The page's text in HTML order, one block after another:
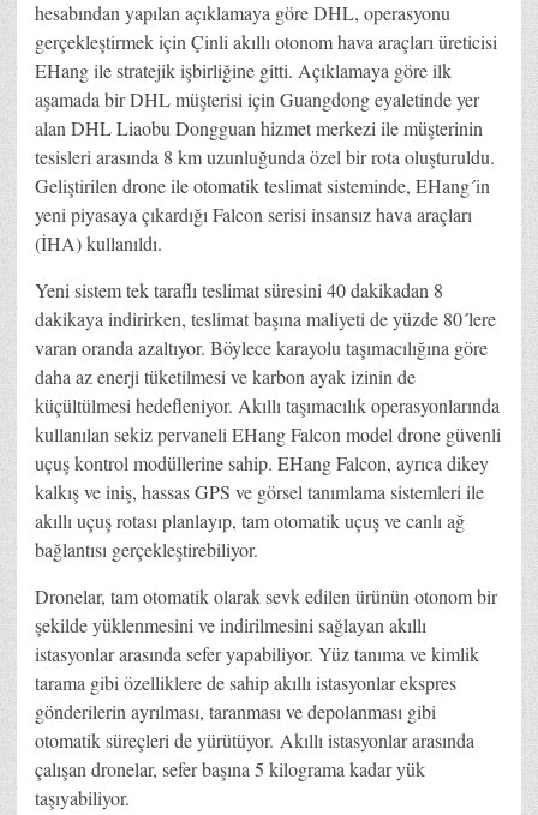
hesabından yapılan açıklamaya göre DHL, operasyonu
gerçekleştirmek için Çinli akıllı otonom hava araçları üreticisi
EHang ile stratejik işbirliğine gitti. Açıklamaya göre ilk
aşamada bir DHL müşterisi için Guangdong eyaletinde yer
alan DHL Liaobu Dongguan hizmet merkezi ile müşterinin
tesisleri arasında 8 km uzunluğunda özel bir rota oluşturuldu.
Geliştirilen drone ile otomatik teslimat sisteminde, EHang´in
yeni piyasaya çıkardığı Falcon serisi insansız hava araçları
(İHA) kullanıldı.
Yeni sistem tek taraflı teslimat süresini 40 dakikadan 8
dakikaya indirirken, teslimat başına maliyeti de yüzde 80´lere
varan oranda azaltıyor. Böylece karayolu taşımacılığına göre
daha az enerji tüketilmesi ve karbon ayak izinin de
küçültülmesi hedefleniyor. Akıllı taşımacılık operasyonlarında
kullanılan sekiz pervaneli EHang Falcon model drone güvenli
uçuş kontrol modüllerine sahip. EHang Falcon, ayrıca dikey
kalkış ve iniş, hassas GPS ve görsel tanımlama sistemleri ile
akıllı uçuş rotası planlayıp, tam otomatik uçuş ve canlı ağ
bağlantısı gerçekleştirebiliyor.
Dronelar, tam otomatik olarak sevk edilen ürünün otonom bir
şekilde yüklenmesini ve indirilmesini sağlayan akıllı
istasyonlar arasında sefer yapabiliyor. Yüz tanıma ve kimlik
tarama gibi özelliklere de sahip akıllı istasyonlar ekspres
gönderilerin ayrılması, taranması ve depolanması gibi
otomatik süreçleri de yürütüyor. Akıllı istasyonlar arasında
çalışan dronelar, sefer başına 5 kilograma kadar yük
taşıyabiliyor.